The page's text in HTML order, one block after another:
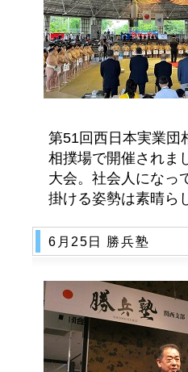
第51回西日本実業団
相撲場で開催されま
大会。社会人になっ
掛ける姿勢は素晴ら
6月25日 勝兵塾